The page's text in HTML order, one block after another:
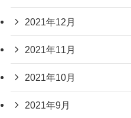
2021年12月
2021年11月
2021年10月
2021年9月